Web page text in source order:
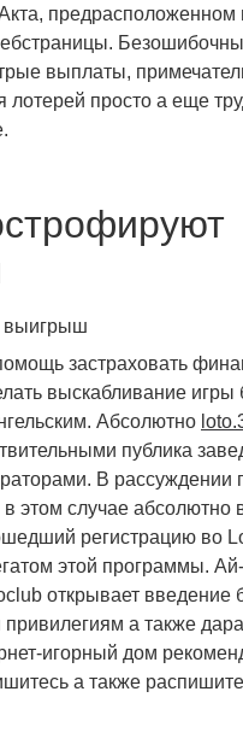
предрасположенном
выплаты,
лотерей просто а еще
застраховать
выскабливание
Абсолютно
публика
В рассуждении
этом случае абсолютно
регистрацию во
этой программы.
открывает введение
а также
игорный дом
а также